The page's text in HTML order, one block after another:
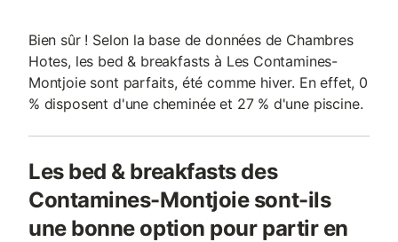
Bien sûr ! Selon la base de données de Chambres
Hotes, les bed & breakfasts à Les Contamines-
Montjoie sont parfaits, été comme hiver. En effet, 0
% disposent d'une cheminée et 27 % d'une piscine.
Les bed & breakfasts des
Contamines-Montjoie sont-ils
une bonne option pour partir en